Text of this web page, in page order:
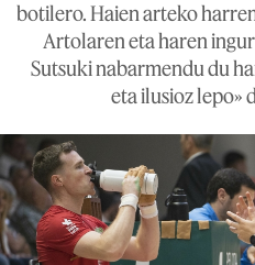
botilero. Haien arteko
Artolaren eta haren
Sutsuki nabarmendu du
eta ilusioz lepo»